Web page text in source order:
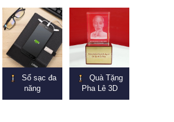
Sổ sạc đa
năng
Quà Tặng
Pha Lê 3D